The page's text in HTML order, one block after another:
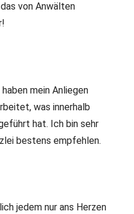
von Anwälten
mein Anliegen
was innerhalb
hat. Ich bin sehr
bestens empfehlen.
jedem nur ans Herzen